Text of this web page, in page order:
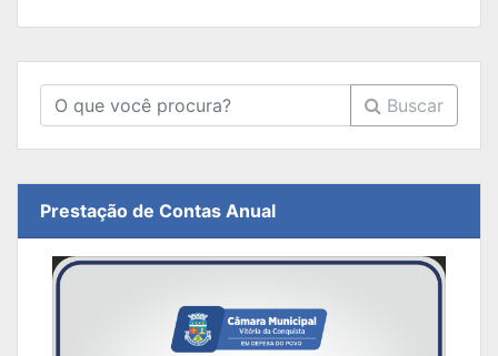
Buscar
Prestação de Contas Anual